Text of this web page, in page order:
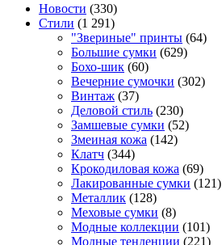
Новости (330)
Стили (1 291)
"Звериные" принты (64)
Большие сумки (629)
Бохо-шик (60)
Вечерние сумочки (302)
Винтаж (37)
Деловой стиль (230)
Замшевые сумки (52)
Змеиная кожа (142)
Клатч (344)
Крокодиловая кожа (69)
Лакированные сумки (121)
Металлик (128)
Меховые сумки (8)
Модные коллекции (101)
Модные тенденции (221)